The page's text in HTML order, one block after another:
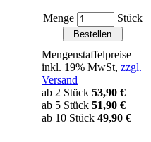
Menge Stück
Mengenstaffelpreise
inkl. 19% MwSt, zzgl.
Versand
ab 2 Stück 53,90 €
ab 5 Stück 51,90 €
ab 10 Stück 49,90 €